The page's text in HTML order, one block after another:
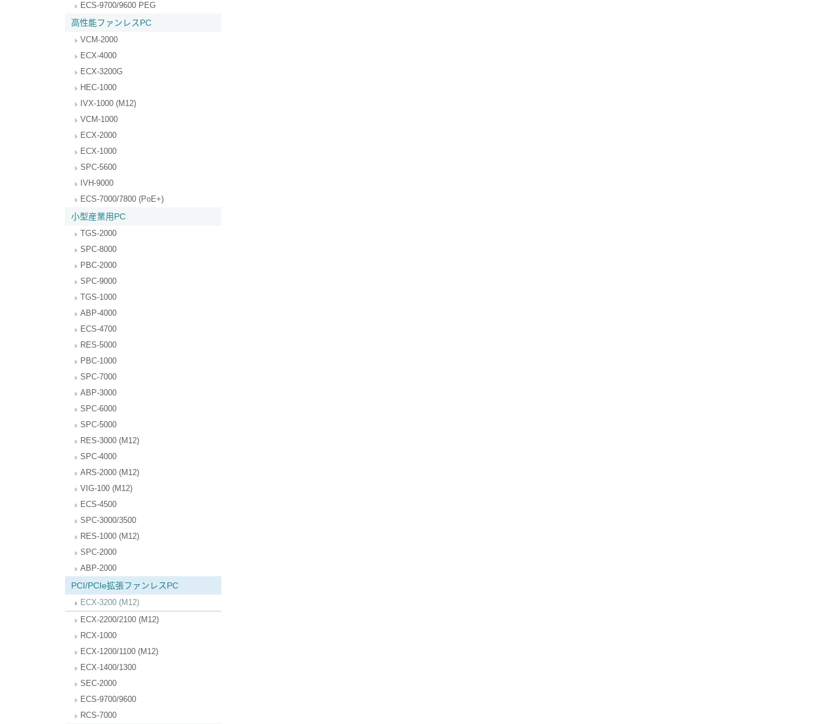
ECS-9700/9600 PEG
高性能ファンレスPC
VCM-2000
ECX-4000
ECX-3200G
HEC-1000
IVX-1000 (M12)
VCM-1000
ECX-2000
ECX-1000
SPC-5600
IVH-9000
ECS-7000/7800 (PoE+)
小型産業用PC
TGS-2000
SPC-8000
PBC-2000
SPC-9000
TGS-1000
ABP-4000
ECS-4700
RES-5000
PBC-1000
SPC-7000
ABP-3000
SPC-6000
SPC-5000
RES-3000 (M12)
SPC-4000
ARS-2000 (M12)
VIG-100 (M12)
ECS-4500
SPC-3000/3500
RES-1000 (M12)
SPC-2000
ABP-2000
PCI/PCIe拡張ファンレスPC
ECX-3200 (M12)
ECX-2200/2100 (M12)
RCX-1000
ECX-1200/1100 (M12)
ECX-1400/1300
SEC-2000
ECS-9700/9600
RCS-7000